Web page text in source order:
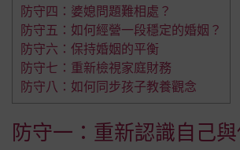
防守四：婆媳問題難相處？
防守五：如何經營一段穩定的婚姻？
防守六：保持婚姻的平衡
防守七：重新檢視家庭財務
防守八：如何同步孩子教養觀念
防守一：重新認識自己